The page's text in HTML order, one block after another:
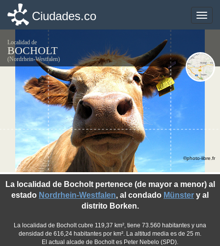
Toggle
Ciudades.co
Localidad de
BOCHOLT
(Nordrhein-Westfalen)
La localidad de Bocholt pertenece (de mayor a menor) al
estado Nordrhein-Westfalen, al condado Münster y al
distrito Borken.
La localidad de Bocholt cubre 119,37 km², tiene 73.560 habitantes y una
densidad de 616,24 habitantes por km². La altitud media es de 25 m.
El actual alcade de Bocholt es Peter Nebelo (SPD).
©photo-libre.fr
Toggle
Ciudades.co